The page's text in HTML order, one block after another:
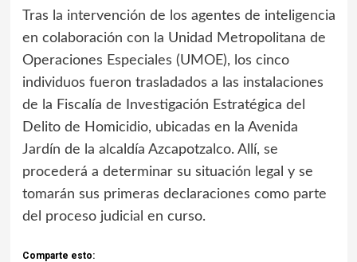
Tras la intervención de los agentes de inteligencia
en colaboración con la Unidad Metropolitana de
Operaciones Especiales (UMOE), los cinco
individuos fueron trasladados a las instalaciones
de la Fiscalía de Investigación Estratégica del
Delito de Homicidio, ubicadas en la Avenida
Jardín de la alcaldía Azcapotzalco. Allí, se
procederá a determinar su situación legal y se
tomarán sus primeras declaraciones como parte
del proceso judicial en curso.
Comparte esto: